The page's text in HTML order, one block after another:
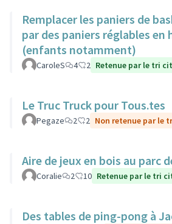
Remplacer les paniers de
par des paniers réglables en
(enfants notamment)
CaroleS 4 2 Retenue par le tri
Le Truc Truck pour Tous.tes
Pegaze 2 2 Non retenue par le
Aire de jeux en bois au parc
Coralie 2 10 Retenue par le tri
Des tables de ping-pong à